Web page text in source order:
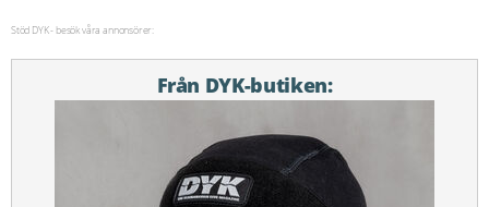
Stöd DYK - besök våra annonsörer:
Från DYK-butiken: